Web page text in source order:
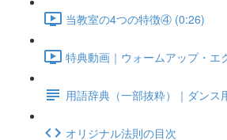
当教室の4つの特徴④ (0:26)
特典動画｜ウォームアップ・エ
用語辞典（一部抜粋）｜ダンス
オリジナル法則の目次